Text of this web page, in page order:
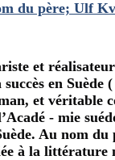
et
en Suède
et véritable
- mie
Au nom du
à la littérature